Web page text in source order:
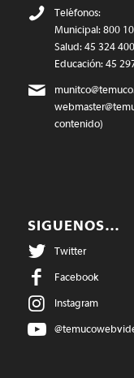
Teléfonos:
Municipal: 800
Salud: 45 324
Educación: 45
contenido)
SIGUENOS…
Twitter
Facebook
Instagram